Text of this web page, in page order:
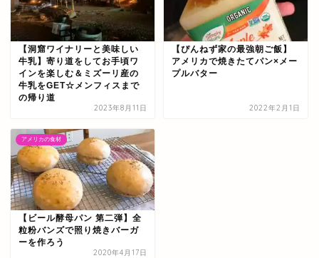
【洞窟ワイナリーと美味しい
牛乳】寄り道をしてお手頃ワ
インを楽しむ＆ミズーリ産の
牛乳をGET☆メンフィスまで
の帰り道
2023年8月11日
【ぴんねず家の最強朝ご飯】
アメリカで焼きたてパン×メー
プルバター
2022年2月1日
アメリカの食材
【ビール酵母パン 第二弾】全
粒粉バンズで照り焼きバーガ
ーを作ろう
2020年4月17日